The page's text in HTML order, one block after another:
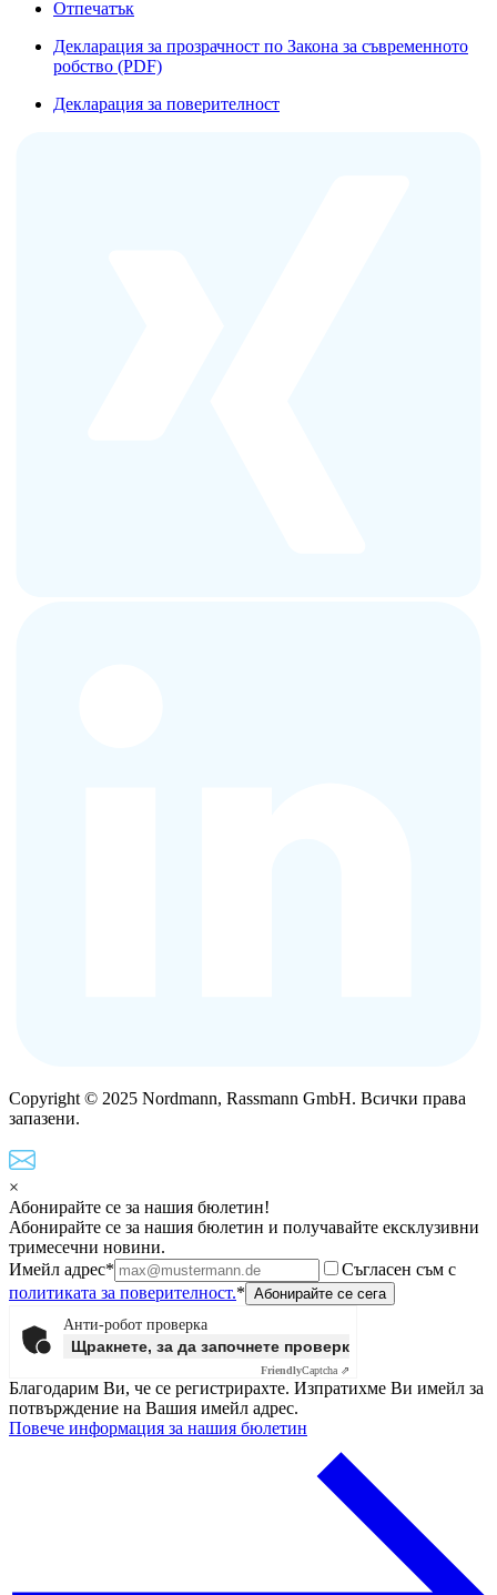
Отпечатък
Декларация за прозрачност по Закона за съвременното
робство (PDF)
Декларация за поверителност
Copyright © 2025 Nordmann, Rassmann GmbH. Всички права
запазени.
×
Абонирайте се за нашия бюлетин!
Абонирайте се за нашия бюлетин и получавайте ексклузивни
тримесечни новини.
Имейл адрес*
Съгласен съм с
политиката за поверителност.*
Анти-робот проверка
Щракнете, за да започнете проверката
FriendlyCaptcha ⇗
Благодарим Ви, че се регистрирахте. Изпратихме Ви имейл за
потвърждение на Вашия имейл адрес.
Повече информация за нашия бюлетин